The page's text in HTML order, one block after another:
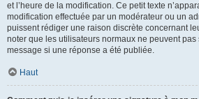
et l’heure de la modification. Ce petit texte
modification effectuée par un modérateur ou un
puissent rédiger une raison discrète concernant
noter que les utilisateurs normaux ne peuvent
message si une réponse a été publiée.
Haut